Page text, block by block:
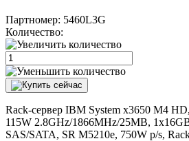
Партномер: 5460L3G
Количество:
Rack-сервер IBM System x3650 M4
115W 2.8GHz/1866MHz/25MB,
SAS/SATA, SR M5210e, 750W p/s,